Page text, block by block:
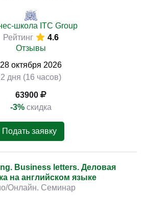
школа ITC Group
Рейтинг
4.6
Отзывы
28 октября 2026
2 дня (16 часов)
63900
-3% скидка
Подать заявку
Business letters. Деловая
на английском языке
Онлайн. Семинар